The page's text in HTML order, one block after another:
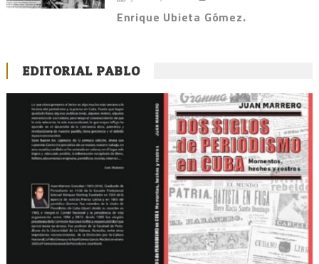
Enrique Ubieta Gómez.
EDITORIAL PABLO